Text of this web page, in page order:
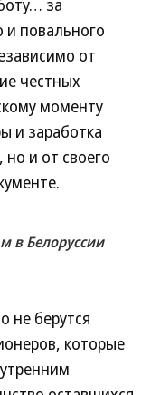
за
и повального
от
честных
моменту
и заработка
и от своего
в Белоруссии
не берутся
которые